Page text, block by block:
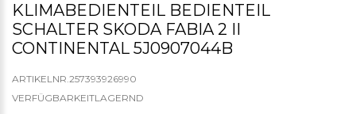
KLIMABEDIENTEIL BEDIENTEIL
SCHALTER SKODA FABIA 2 II
CONTINENTAL 5J0907044B
ARTIKELNR.257393926990
VERFÜGBARKEITLAGERND